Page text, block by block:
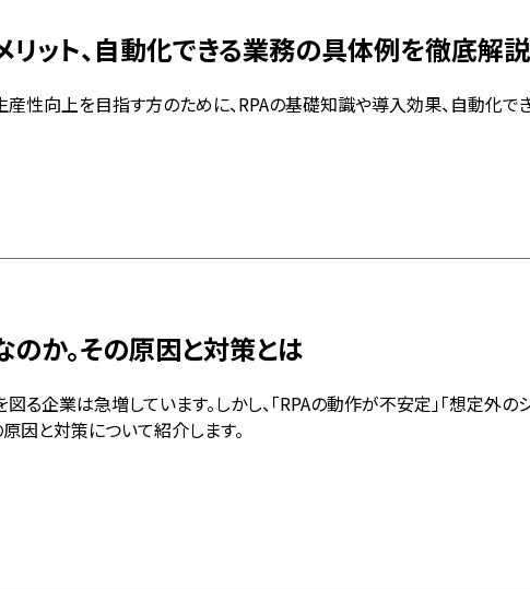
ット、自動化できる業務の具体例を徹底解説
性向上を目指す方のために、RPAの基礎知識や導入効果、自動化で
か。その原因と対策とは
る企業は急増しています。しかし、「RPAの動作が不安定」「想定外の
因と対策について紹介します。